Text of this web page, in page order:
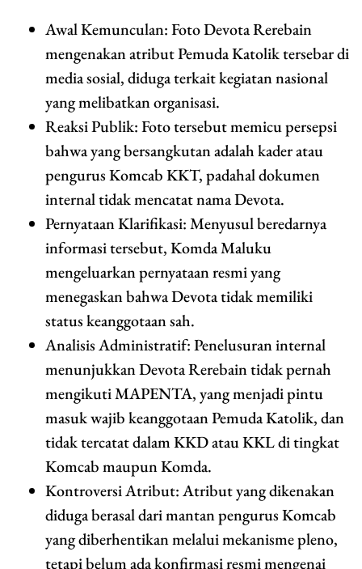
Awal Kemunculan: Foto Devota Rerebain
mengenakan atribut Pemuda Katolik tersebar di
media sosial, diduga terkait kegiatan nasional
yang melibatkan organisasi.
Reaksi Publik: Foto tersebut memicu persepsi
bahwa yang bersangkutan adalah kader atau
pengurus Komcab KKT, padahal dokumen
internal tidak mencatat nama Devota.
Pernyataan Klarifikasi: Menyusul beredarnya
informasi tersebut, Komda Maluku
mengeluarkan pernyataan resmi yang
menegaskan bahwa Devota tidak memiliki
status keanggotaan sah.
Analisis Administratif: Penelusuran internal
menunjukkan Devota Rerebain tidak pernah
mengikuti MAPENTA, yang menjadi pintu
masuk wajib keanggotaan Pemuda Katolik, dan
tidak tercatat dalam KKD atau KKL di tingkat
Komcab maupun Komda.
Kontroversi Atribut: Atribut yang dikenakan
diduga berasal dari mantan pengurus Komcab
yang diberhentikan melalui mekanisme pleno,
tetapi belum ada konfirmasi resmi mengenai